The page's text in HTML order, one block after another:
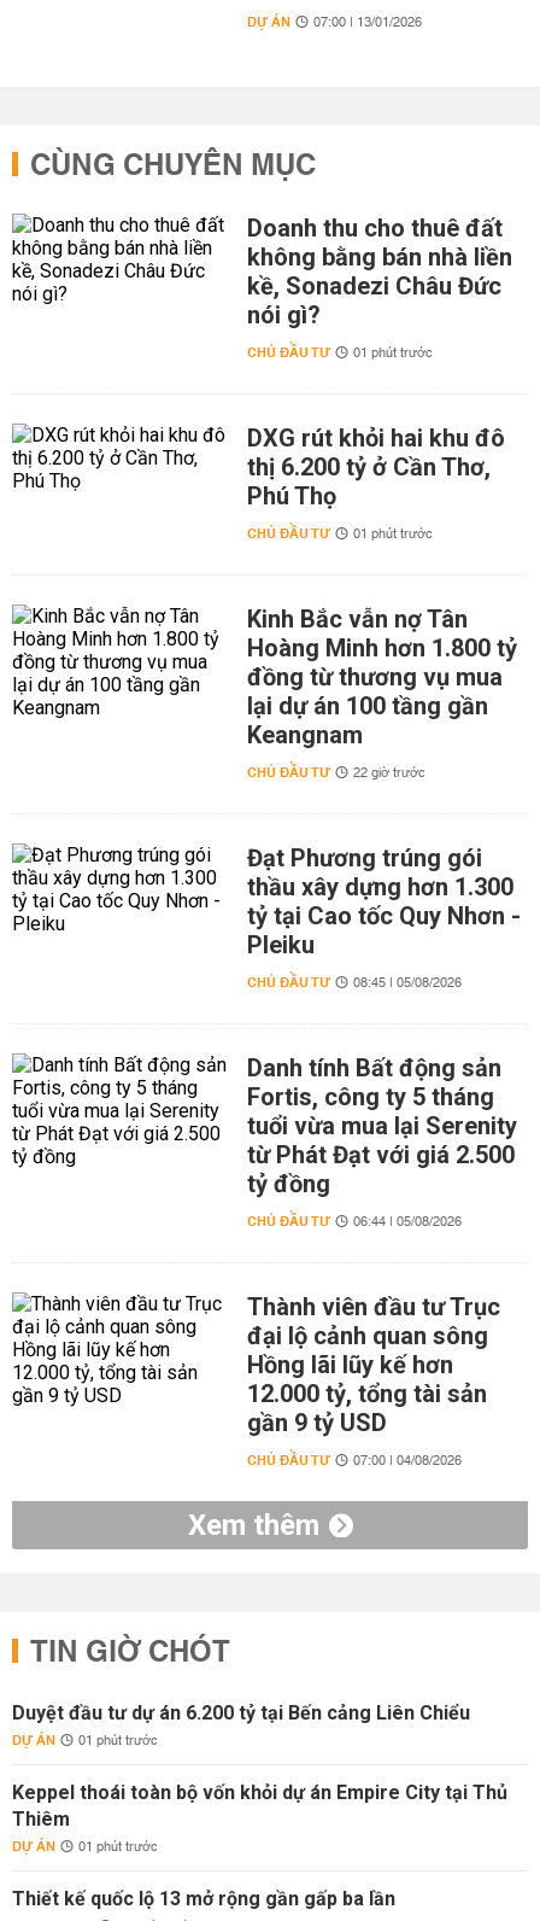
DỰ ÁN 07:00 | 13/01/2026
CÙNG CHUYÊN MỤC
Doanh thu cho thuê đất
không bằng bán nhà liền
kề, Sonadezi Châu Đức
nói gì?
CHỦ ĐẦU TƯ 01 phút trước
DXG rút khỏi hai khu đô
thị 6.200 tỷ ở Cần Thơ,
Phú Thọ
CHỦ ĐẦU TƯ 01 phút trước
Kinh Bắc vẫn nợ Tân
Hoàng Minh hơn 1.800 tỷ
đồng từ thương vụ mua
lại dự án 100 tầng gần
Keangnam
CHỦ ĐẦU TƯ 22 giờ trước
Đạt Phương trúng gói
thầu xây dựng hơn 1.300
tỷ tại Cao tốc Quy Nhơn -
Pleiku
CHỦ ĐẦU TƯ 08:45 | 05/08/2026
Danh tính Bất động sản
Fortis, công ty 5 tháng
tuổi vừa mua lại Serenity
từ Phát Đạt với giá 2.500
tỷ đồng
CHỦ ĐẦU TƯ 06:44 | 05/08/2026
Thành viên đầu tư Trục
đại lộ cảnh quan sông
Hồng lãi lũy kế hơn
12.000 tỷ, tổng tài sản
gần 9 tỷ USD
CHỦ ĐẦU TƯ 07:00 | 04/08/2026
Xem thêm
TIN GIỜ CHÓT
Duyệt đầu tư dự án 6.200 tỷ tại Bến cảng Liên Chiểu
DỰ ÁN 01 phút trước
Keppel thoái toàn bộ vốn khỏi dự án Empire City tại Thủ
Thiêm
DỰ ÁN 01 phút trước
Thiết kế quốc lộ 13 mở rộng gần gấp ba lần